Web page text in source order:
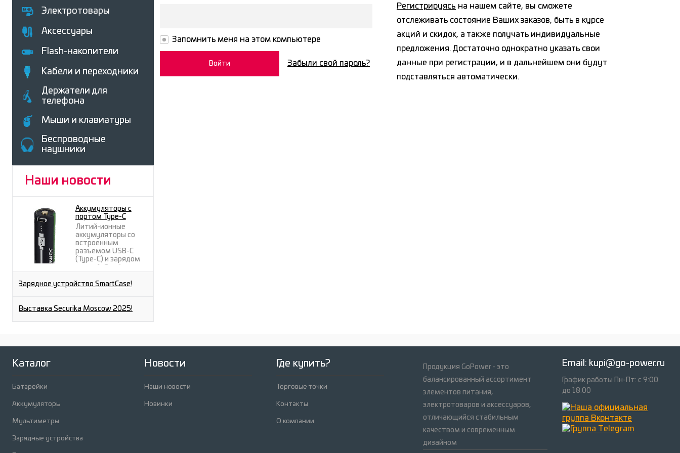
Электротовары
Аксессуары
Flash-накопители
Кабели и переходники
Держатели для
телефона
Мыши и клавиатуры
Беcпроводные
наушники
Наши новости
Аккумуляторы с
портом Type-C
Литий-ионные
аккумуляторы со
встроенным
разъемом USB-C
(Type-C) и зарядом
Зарядное устройство SmartCase!
Выставка Securika Moscow 2025!
Запомнить меня на этом компьютере
Забыли свой пароль?
Регистрируясь на нашем сайте, вы сможете
отслеживать состояние Ваших заказов, быть в курсе
акций и скидок, а также получать индивидуальные
предложения. Достаточно однократно указать свои
данные при регистрации, и в дальнейшем они будут
подставляться автоматически.
Каталог
Батарейки
Аккумуляторы
Мультиметры
Зарядные устройства
Новости
Наши новости
Новинки
Где купить?
Торговые точки
Контакты
О компании
Продукция GoPower - это
балансированный ассортимент
элементов питания,
электротоваров и аксессуаров,
отличающийся стабильным
качеством и современным
дизайном
Email: kupi@go-power.ru
График работы Пн-Пт: с 9:00
до 18:00